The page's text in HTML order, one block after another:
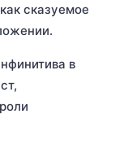
сказуемое
в